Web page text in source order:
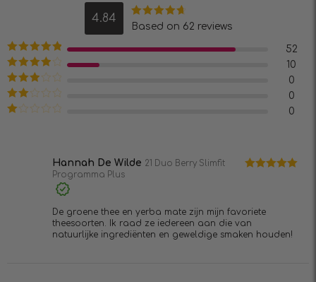
4.84
Waardering
Based on 62 reviews
Waardering5
uit 5
52
Waardering
uit 5
10
Waardering
3
uit 5
0
Waardering
0
0
Hannah De Wilde 21 Duo Berry Slimfit
Programma Plus
De groene thee en yerba mate zijn mijn favoriete
theesoorten. Ik raad ze iedereen aan die van
natuurlijke ingrediënten en geweldige smaken houden!